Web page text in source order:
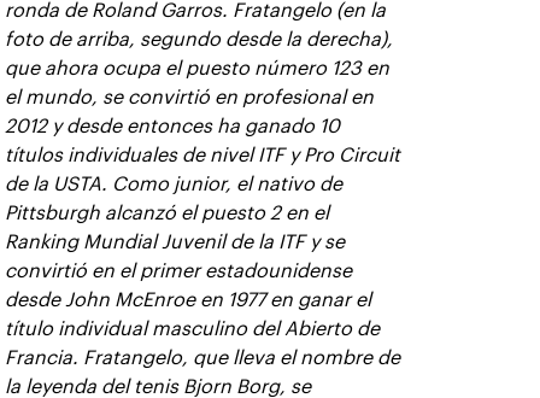
ronda de Roland Garros. Fratangelo (en la
foto de arriba, segundo desde la derecha),
que ahora ocupa el puesto número 123 en
el mundo, se convirtió en profesional en
2012 y desde entonces ha ganado 10
títulos individuales de nivel ITF y Pro Circuit
de la USTA. Como junior, el nativo de
Pittsburgh alcanzó el puesto 2 en el
Ranking Mundial Juvenil de la ITF y se
convirtió en el primer estadounidense
desde John McEnroe en 1977 en ganar el
título individual masculino del Abierto de
Francia. Fratangelo, que lleva el nombre de
la leyenda del tenis Bjorn Borg, se